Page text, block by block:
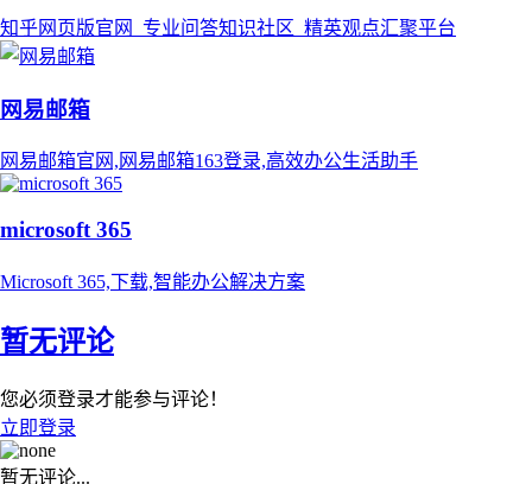
知乎网页版官网_专业问答知识社区_精英观点汇聚平台
网易邮箱
网易邮箱官网,网易邮箱163登录,高效办公生活助手
microsoft 365
Microsoft 365,下载,智能办公解决方案
暂无评论
您必须登录才能参与评论！
立即登录
暂无评论...